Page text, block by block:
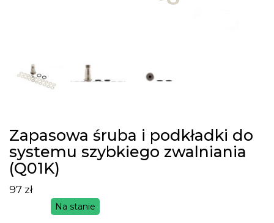
Zapasowa śruba i podkładki do
systemu szybkiego zwalniania
(Q01K)
97 zł
Na stanie